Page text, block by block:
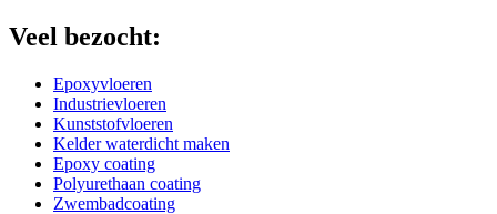
Veel bezocht:
Epoxyvloeren
Industrievloeren
Kunststofvloeren
Kelder waterdicht maken
Epoxy coating
Polyurethaan coating
Zwembadcoating